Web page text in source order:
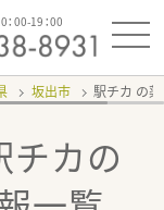
：00-19：00
坂出市 駅チカ
チカの